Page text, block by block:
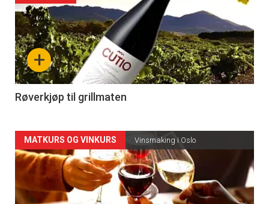
akkurat
nå
-
4
+
Røverkjøp til grillmaten
Forsiden
akkurat
nå
MATKURS OG VINKURS Vinsmaking i Oslo